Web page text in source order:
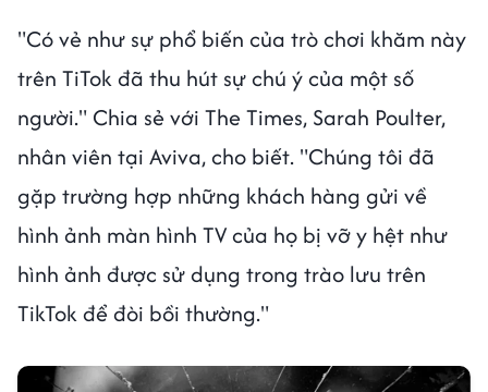
"Có vẻ như sự phổ biến của trò chơi khăm này
trên TiTok đã thu hút sự chú ý của một số
người." Chia sẻ với The Times, Sarah Poulter,
nhân viên tại Aviva, cho biết. "Chúng tôi đã
gặp trường hợp những khách hàng gửi về
hình ảnh màn hình TV của họ bị vỡ y hệt như
hình ảnh được sử dụng trong trào lưu trên
TikTok để đòi bồi thường."